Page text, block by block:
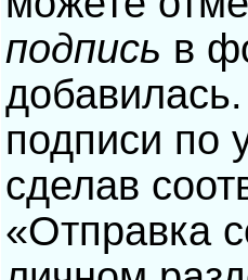
подпись в
подписи по
сделав
«Отправка